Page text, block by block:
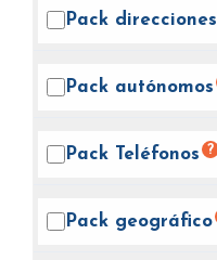
Pack direcciones
Pack autónomos
Pack Teléfonos ?
Pack geográfico